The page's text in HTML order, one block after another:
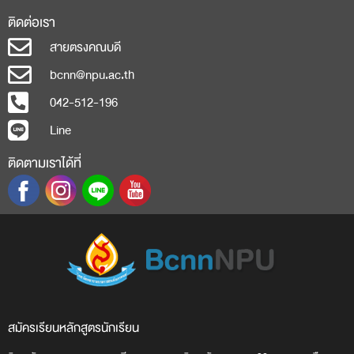
ติดต่อเรา
สายตรงคณบดี
bcnn@npu.ac.th
042-512-196
Line
ติดตามเราได้ที่
สมัครเรียนหลักสูตรนักเรียน